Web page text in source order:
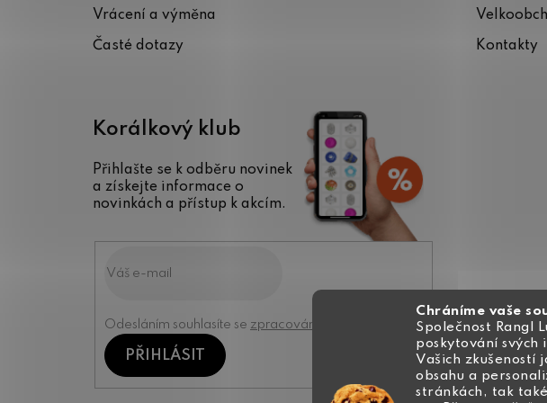
Chráníme vaše
Společnost Rangl
poskytování
Vašich zkušeností
obsahu a
stránkách, tak
Vrácení a výměna
Časté dotazy Kontakty
Korálkový klub
Přihlašte se k odběru novinek
a získejte informace o
novinkách a přístup k akcím.
Odesláním souhlasíte se zpracováním osobních údajů
PŘIHLÁSIT